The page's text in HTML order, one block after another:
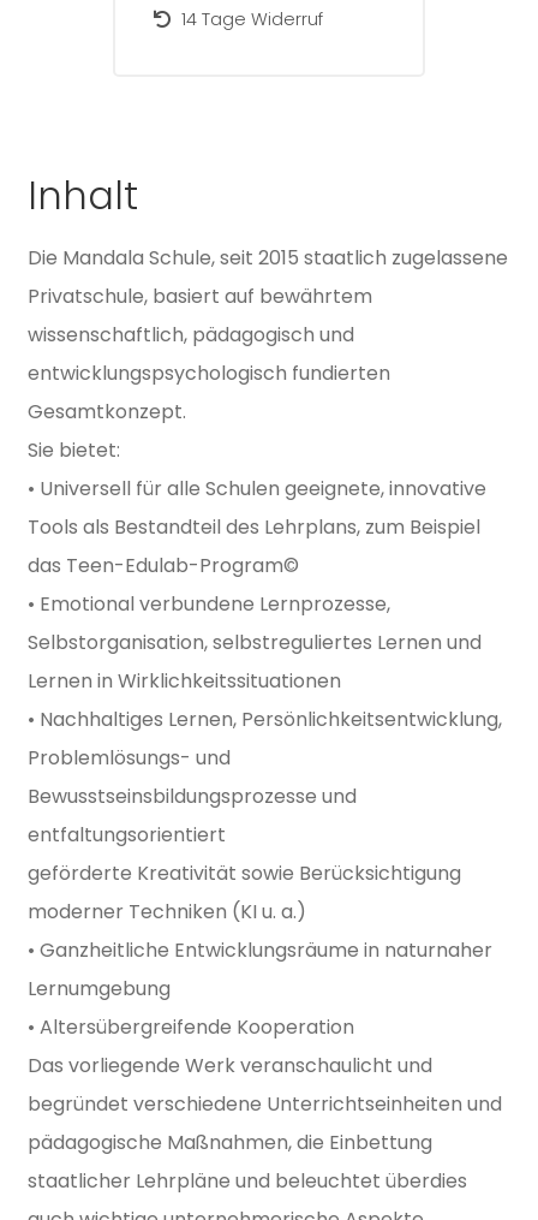
14 Tage Widerruf
Inhalt
Die Mandala Schule, seit 2015 staatlich zugelassene
Privatschule, basiert auf bewährtem
wissenschaftlich, pädagogisch und
entwicklungspsychologisch fundierten
Gesamtkonzept.
Sie bietet:
• Universell für alle Schulen geeignete, innovative
Tools als Bestandteil des Lehrplans, zum Beispiel
das Teen-Edulab-Program©
• Emotional verbundene Lernprozesse,
Selbstorganisation, selbstreguliertes Lernen und
Lernen in Wirklichkeitssituationen
• Nachhaltiges Lernen, Persönlichkeitsentwicklung,
Problemlösungs- und
Bewusstseinsbildungsprozesse und
entfaltungsorientiert
geförderte Kreativität sowie Berücksichtigung
moderner Techniken (KI u. a.)
• Ganzheitliche Entwicklungsräume in naturnaher
Lernumgebung
• Altersübergreifende Kooperation
Das vorliegende Werk veranschaulicht und
begründet verschiedene Unterrichtseinheiten und
pädagogische Maßnahmen, die Einbettung
staatlicher Lehrpläne und beleuchtet überdies